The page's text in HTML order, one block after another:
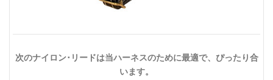
次のナイロン･リードは当ハーネスのために最適で、ぴったり合
います。